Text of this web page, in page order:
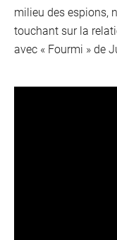
milieu des espions,
touchant sur la
avec « Fourmi » de